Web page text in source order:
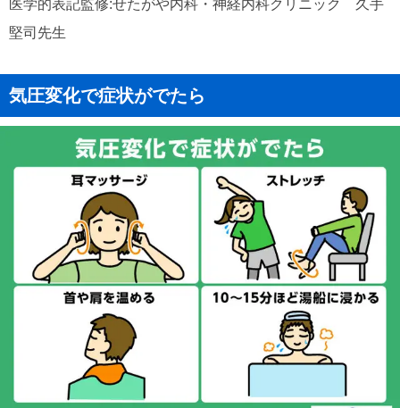
医学的表記監修:せたがや内科・神経内科クリニック 久手
堅司先生
気圧変化で症状がでたら